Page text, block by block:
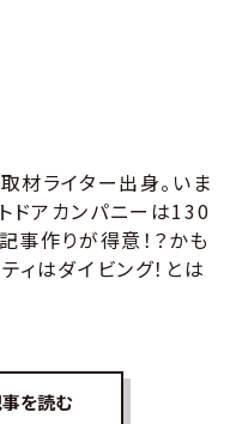
材ライター出身。いま
ドアカンパニーは130
事作りが得意！？かも
ィはダイビング！とは
を読む